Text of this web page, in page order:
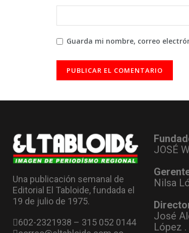
Guarda mi nombre, correo
Una publicación semanal de
Editorial El Tabloide, fundada el
19 de julio de 1975.
602-2321938 – 315 052 0144
JOSÉ
Nilsa
José
López .